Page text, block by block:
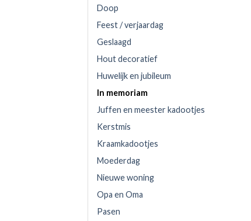
Doop
Feest / verjaardag
Geslaagd
Hout decoratief
Huwelijk en jubileum
In memoriam
Juffen en meester kadootjes
Kerstmis
Kraamkadootjes
Moederdag
Nieuwe woning
Opa en Oma
Pasen